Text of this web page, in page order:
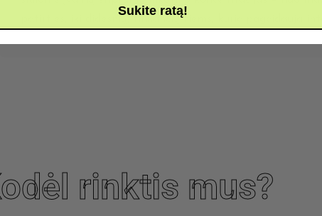
patirties, iki didesnių, tinkančių tiems, kurie pageidauja
rinktis mus?
Sukite ratą!